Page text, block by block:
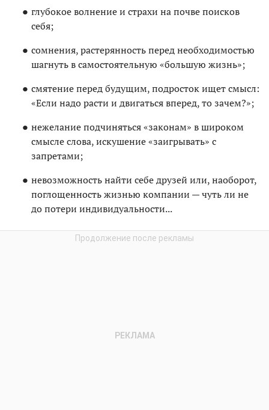
глубокое волнение и страхи на почве поисков
себя;
сомнения, растерянность перед необходимостью
шагнуть в самостоятельную «большую жизнь»;
смятение перед будущим, подросток ищет смысл:
«Если надо расти и двигаться вперед, то зачем?»;
нежелание подчиняться «законам» в широком
смысле слова, искушение «заигрывать» с
запретами;
невозможность найти себе друзей или, наоборот,
поглощенность жизнью компании — чуть ли не
до потери индивидуальности...